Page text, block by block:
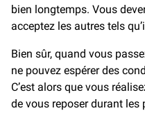
bien longtemps. Vous
acceptez les autres tels
Bien sûr, quand vous
ne pouvez espérer des
C’est alors que vous
de vous reposer durant les